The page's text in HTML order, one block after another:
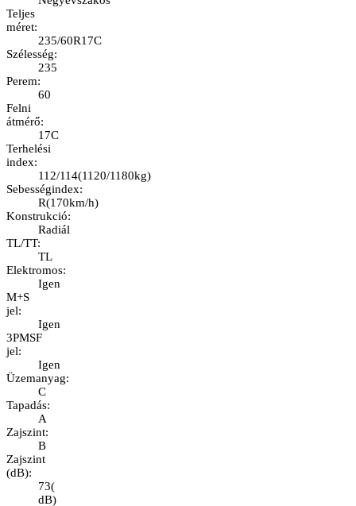
Teljes
méret:
235/60R17C
Szélesség:
235
Perem:
60
Felni
átmérő:
17C
Terhelési
index:
112/114(1120/1180kg)
Sebességindex:
R(170km/h)
Konstrukció:
Radiál
TL/TT:
TL
Elektromos:
Igen
M+S
jel:
Igen
3PMSF
jel:
Igen
Üzemanyag:
C
Tapadás:
A
Zajszint:
B
Zajszint
(dB):
73(
dB)